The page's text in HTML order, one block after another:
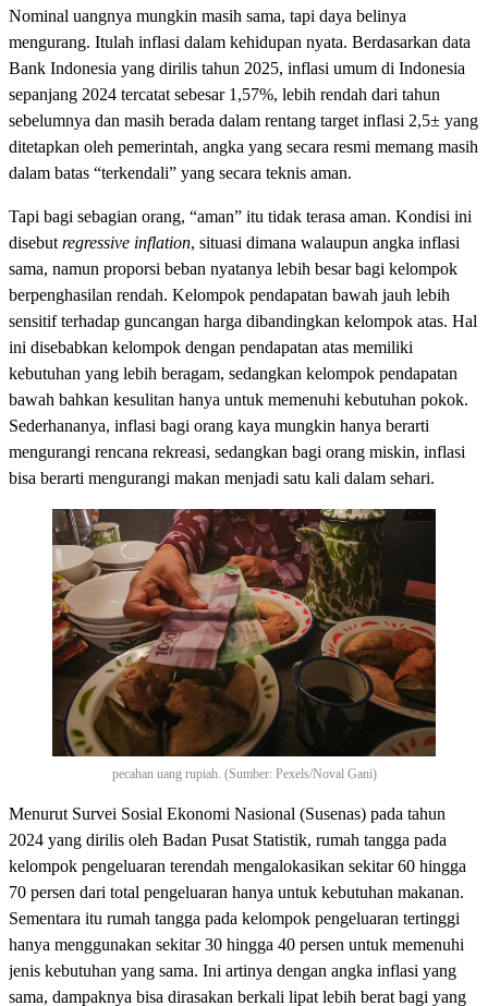
Nominal uangnya mungkin masih sama, tapi daya belinya
mengurang. Itulah inflasi dalam kehidupan nyata. Berdasarkan data
Bank Indonesia yang dirilis tahun 2025, inflasi umum di Indonesia
sepanjang 2024 tercatat sebesar 1,57%, lebih rendah dari tahun
sebelumnya dan masih berada dalam rentang target inflasi 2,5± yang
ditetapkan oleh pemerintah, angka yang secara resmi memang masih
dalam batas “terkendali” yang secara teknis aman.
Tapi bagi sebagian orang, “aman” itu tidak terasa aman. Kondisi ini
disebut regressive inflation, situasi dimana walaupun angka inflasi
sama, namun proporsi beban nyatanya lebih besar bagi kelompok
berpenghasilan rendah. Kelompok pendapatan bawah jauh lebih
sensitif terhadap guncangan harga dibandingkan kelompok atas. Hal
ini disebabkan kelompok dengan pendapatan atas memiliki
kebutuhan yang lebih beragam, sedangkan kelompok pendapatan
bawah bahkan kesulitan hanya untuk memenuhi kebutuhan pokok.
Sederhananya, inflasi bagi orang kaya mungkin hanya berarti
mengurangi rencana rekreasi, sedangkan bagi orang miskin, inflasi
bisa berarti mengurangi makan menjadi satu kali dalam sehari.
pecahan uang rupiah. (Sumber: Pexels/Noval Gani)
Menurut Survei Sosial Ekonomi Nasional (Susenas) pada tahun
2024 yang dirilis oleh Badan Pusat Statistik, rumah tangga pada
kelompok pengeluaran terendah mengalokasikan sekitar 60 hingga
70 persen dari total pengeluaran hanya untuk kebutuhan makanan.
Sementara itu rumah tangga pada kelompok pengeluaran tertinggi
hanya menggunakan sekitar 30 hingga 40 persen untuk memenuhi
jenis kebutuhan yang sama. Ini artinya dengan angka inflasi yang
sama, dampaknya bisa dirasakan berkali lipat lebih berat bagi yang